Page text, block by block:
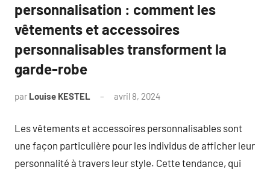
personnalisation : comment les
vêtements et accessoires
personnalisables transforment la
garde-robe
par Louise KESTEL avril 8, 2024
Les vêtements et accessoires personnalisables sont
une façon particulière pour les individus de afficher leur
personnalité à travers leur style. Cette tendance, qui